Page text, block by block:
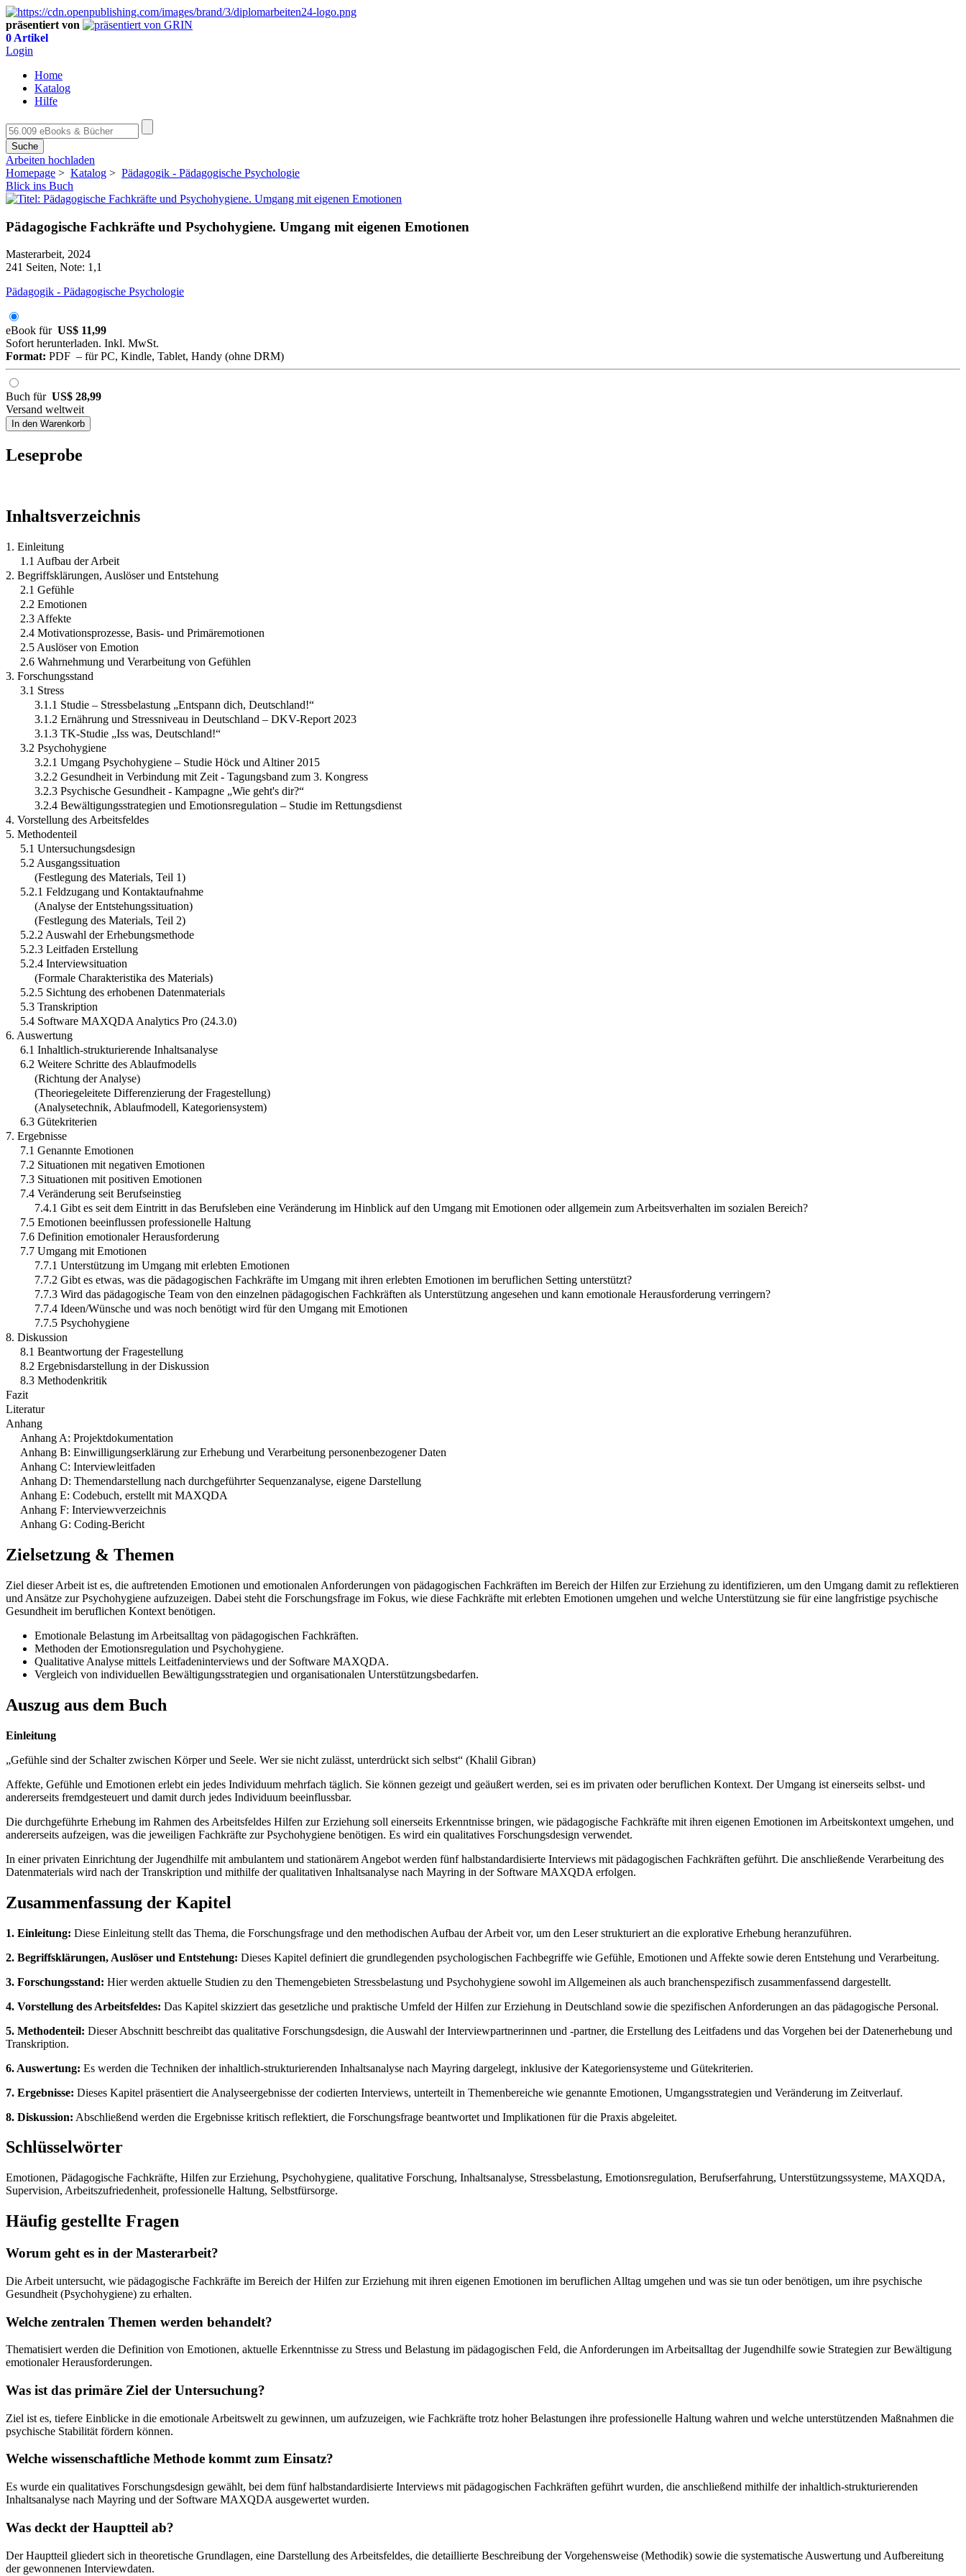
präsentiert von
0 Artikel
Login
Home
Katalog
Hilfe
Suche
Arbeiten hochladen
Homepage > Katalog > Pädagogik - Pädagogische Psychologie
Blick ins Buch
Pädagogische Fachkräfte und Psychohygiene. Umgang mit eigenen Emotionen
Masterarbeit, 2024
241 Seiten, Note: 1,1
Pädagogik - Pädagogische Psychologie
eBook für US$ 11,99
Sofort herunterladen. Inkl. MwSt.
Format: PDF – für PC, Kindle, Tablet, Handy (ohne DRM)
Buch für US$ 28,99
Versand weltweit
In den Warenkorb
Leseprobe
Inhaltsverzeichnis
1. Einleitung
1.1 Aufbau der Arbeit
2. Begriffsklärungen, Auslöser und Entstehung
2.1 Gefühle
2.2 Emotionen
2.3 Affekte
2.4 Motivationsprozesse, Basis- und Primäremotionen
2.5 Auslöser von Emotion
2.6 Wahrnehmung und Verarbeitung von Gefühlen
3. Forschungsstand
3.1 Stress
3.1.1 Studie – Stressbelastung „Entspann dich, Deutschland!“
3.1.2 Ernährung und Stressniveau in Deutschland – DKV-Report 2023
3.1.3 TK-Studie „Iss was, Deutschland!“
3.2 Psychohygiene
3.2.1 Umgang Psychohygiene – Studie Höck und Altiner 2015
3.2.2 Gesundheit in Verbindung mit Zeit - Tagungsband zum 3. Kongress
3.2.3 Psychische Gesundheit - Kampagne „Wie geht's dir?“
3.2.4 Bewältigungsstrategien und Emotionsregulation – Studie im Rettungsdienst
4. Vorstellung des Arbeitsfeldes
5. Methodenteil
5.1 Untersuchungsdesign
5.2 Ausgangssituation
(Festlegung des Materials, Teil 1)
5.2.1 Feldzugang und Kontaktaufnahme
(Analyse der Entstehungssituation)
(Festlegung des Materials, Teil 2)
5.2.2 Auswahl der Erhebungsmethode
5.2.3 Leitfaden Erstellung
5.2.4 Interviewsituation
(Formale Charakteristika des Materials)
5.2.5 Sichtung des erhobenen Datenmaterials
5.3 Transkription
5.4 Software MAXQDA Analytics Pro (24.3.0)
6. Auswertung
6.1 Inhaltlich-strukturierende Inhaltsanalyse
6.2 Weitere Schritte des Ablaufmodells
(Richtung der Analyse)
(Theoriegeleitete Differenzierung der Fragestellung)
(Analysetechnik, Ablaufmodell, Kategoriensystem)
6.3 Gütekriterien
7. Ergebnisse
7.1 Genannte Emotionen
7.2 Situationen mit negativen Emotionen
7.3 Situationen mit positiven Emotionen
7.4 Veränderung seit Berufseinstieg
7.4.1 Gibt es seit dem Eintritt in das Berufsleben eine Veränderung im Hinblick auf den Umgang mit Emotionen oder allgemein zum Arbeitsverhalten im sozialen Bereich?
7.5 Emotionen beeinflussen professionelle Haltung
7.6 Definition emotionaler Herausforderung
7.7 Umgang mit Emotionen
7.7.1 Unterstützung im Umgang mit erlebten Emotionen
7.7.2 Gibt es etwas, was die pädagogischen Fachkräfte im Umgang mit ihren erlebten Emotionen im beruflichen Setting unterstützt?
7.7.3 Wird das pädagogische Team von den einzelnen pädagogischen Fachkräften als Unterstützung angesehen und kann emotionale Herausforderung verringern?
7.7.4 Ideen/Wünsche und was noch benötigt wird für den Umgang mit Emotionen
7.7.5 Psychohygiene
8. Diskussion
8.1 Beantwortung der Fragestellung
8.2 Ergebnisdarstellung in der Diskussion
8.3 Methodenkritik
Fazit
Literatur
Anhang
Anhang A: Projektdokumentation
Anhang B: Einwilligungserklärung zur Erhebung und Verarbeitung personenbezogener Daten
Anhang C: Interviewleitfaden
Anhang D: Themendarstellung nach durchgeführter Sequenzanalyse, eigene Darstellung
Anhang E: Codebuch, erstellt mit MAXQDA
Anhang F: Interviewverzeichnis
Anhang G: Coding-Bericht
Zielsetzung & Themen
Ziel dieser Arbeit ist es, die auftretenden Emotionen und emotionalen Anforderungen von pädagogischen Fachkräften im Bereich der Hilfen zur Erziehung zu identifizieren, um den Umgang damit zu reflektieren
und Ansätze zur Psychohygiene aufzuzeigen. Dabei steht die Forschungsfrage im Fokus, wie diese Fachkräfte mit erlebten Emotionen umgehen und welche Unterstützung sie für eine langfristige psychische
Gesundheit im beruflichen Kontext benötigen.
Emotionale Belastung im Arbeitsalltag von pädagogischen Fachkräften.
Methoden der Emotionsregulation und Psychohygiene.
Qualitative Analyse mittels Leitfadeninterviews und der Software MAXQDA.
Vergleich von individuellen Bewältigungsstrategien und organisationalen Unterstützungsbedarfen.
Auszug aus dem Buch
Einleitung
„Gefühle sind der Schalter zwischen Körper und Seele. Wer sie nicht zulässt, unterdrückt sich selbst“ (Khalil Gibran)
Affekte, Gefühle und Emotionen erlebt ein jedes Individuum mehrfach täglich. Sie können gezeigt und geäußert werden, sei es im privaten oder beruflichen Kontext. Der Umgang ist einerseits selbst- und
andererseits fremdgesteuert und damit durch jedes Individuum beeinflussbar.
Die durchgeführte Erhebung im Rahmen des Arbeitsfeldes Hilfen zur Erziehung soll einerseits Erkenntnisse bringen, wie pädagogische Fachkräfte mit ihren eigenen Emotionen im Arbeitskontext umgehen, und
andererseits aufzeigen, was die jeweiligen Fachkräfte zur Psychohygiene benötigen. Es wird ein qualitatives Forschungsdesign verwendet.
In einer privaten Einrichtung der Jugendhilfe mit ambulantem und stationärem Angebot werden fünf halbstandardisierte Interviews mit pädagogischen Fachkräften geführt. Die anschließende Verarbeitung des
Datenmaterials wird nach der Transkription und mithilfe der qualitativen Inhaltsanalyse nach Mayring in der Software MAXQDA erfolgen.
Zusammenfassung der Kapitel
1. Einleitung: Diese Einleitung stellt das Thema, die Forschungsfrage und den methodischen Aufbau der Arbeit vor, um den Leser strukturiert an die explorative Erhebung heranzuführen.
2. Begriffsklärungen, Auslöser und Entstehung: Dieses Kapitel definiert die grundlegenden psychologischen Fachbegriffe wie Gefühle, Emotionen und Affekte sowie deren Entstehung und Verarbeitung.
3. Forschungsstand: Hier werden aktuelle Studien zu den Themengebieten Stressbelastung und Psychohygiene sowohl im Allgemeinen als auch branchenspezifisch zusammenfassend dargestellt.
4. Vorstellung des Arbeitsfeldes: Das Kapitel skizziert das gesetzliche und praktische Umfeld der Hilfen zur Erziehung in Deutschland sowie die spezifischen Anforderungen an das pädagogische Personal.
5. Methodenteil: Dieser Abschnitt beschreibt das qualitative Forschungsdesign, die Auswahl der Interviewpartnerinnen und -partner, die Erstellung des Leitfadens und das Vorgehen bei der Datenerhebung und
Transkription.
6. Auswertung: Es werden die Techniken der inhaltlich-strukturierenden Inhaltsanalyse nach Mayring dargelegt, inklusive der Kategoriensysteme und Gütekriterien.
7. Ergebnisse: Dieses Kapitel präsentiert die Analyseergebnisse der codierten Interviews, unterteilt in Themenbereiche wie genannte Emotionen, Umgangsstrategien und Veränderung im Zeitverlauf.
8. Diskussion: Abschließend werden die Ergebnisse kritisch reflektiert, die Forschungsfrage beantwortet und Implikationen für die Praxis abgeleitet.
Schlüsselwörter
Emotionen, Pädagogische Fachkräfte, Hilfen zur Erziehung, Psychohygiene, qualitative Forschung, Inhaltsanalyse, Stressbelastung, Emotionsregulation, Berufserfahrung, Unterstützungssysteme, MAXQDA,
Supervision, Arbeitszufriedenheit, professionelle Haltung, Selbstfürsorge.
Häufig gestellte Fragen
Worum geht es in der Masterarbeit?
Die Arbeit untersucht, wie pädagogische Fachkräfte im Bereich der Hilfen zur Erziehung mit ihren eigenen Emotionen im beruflichen Alltag umgehen und was sie tun oder benötigen, um ihre psychische
Gesundheit (Psychohygiene) zu erhalten.
Welche zentralen Themen werden behandelt?
Thematisiert werden die Definition von Emotionen, aktuelle Erkenntnisse zu Stress und Belastung im pädagogischen Feld, die Anforderungen im Arbeitsalltag der Jugendhilfe sowie Strategien zur Bewältigung
emotionaler Herausforderungen.
Was ist das primäre Ziel der Untersuchung?
Ziel ist es, tiefere Einblicke in die emotionale Arbeitswelt zu gewinnen, um aufzuzeigen, wie Fachkräfte trotz hoher Belastungen ihre professionelle Haltung wahren und welche unterstützenden Maßnahmen die
psychische Stabilität fördern können.
Welche wissenschaftliche Methode kommt zum Einsatz?
Es wurde ein qualitatives Forschungsdesign gewählt, bei dem fünf halbstandardisierte Interviews mit pädagogischen Fachkräften geführt wurden, die anschließend mithilfe der inhaltlich-strukturierenden
Inhaltsanalyse nach Mayring und der Software MAXQDA ausgewertet wurden.
Was deckt der Hauptteil ab?
Der Hauptteil gliedert sich in theoretische Grundlagen, eine Darstellung des Arbeitsfeldes, die detaillierte Beschreibung der Vorgehensweise (Methodik) sowie die systematische Auswertung und Aufbereitung
der gewonnenen Interviewdaten.